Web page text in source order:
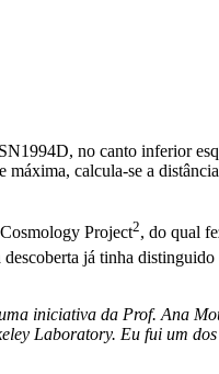
no canto inferior
calcula-se a
Project2, do qual
já tinha
iniciativa da Prof. Ana
Laboratory. Eu fui um